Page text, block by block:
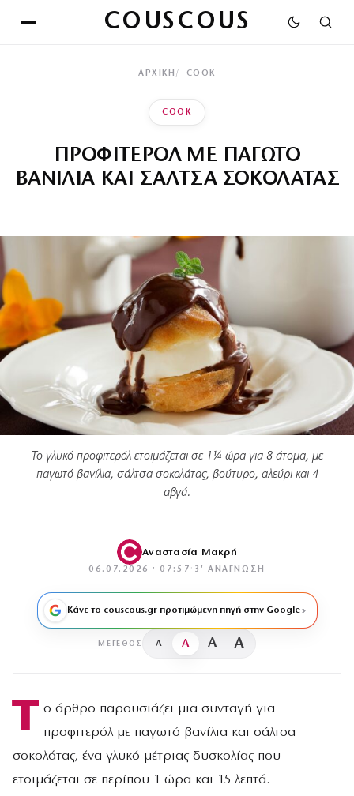
COUSCOUS
ΑΡΧΙΚΉ COOK
COOK
ΠΡΟΦΙΤΕΡΟΛ ΜΕ ΠΑΓΩΤΟ
ΒΑΝΙΛΙΑ ΚΑΙ ΣΑΛΤΣΑ ΣΟΚΟΛΑΤΑΣ
Το γλυκό προφιτερόλ ετοιμάζεται σε 1¼ ώρα για 8 άτομα, με
παγωτό βανίλια, σάλτσα σοκολάτας, βούτυρο, αλεύρι και 4
αβγά.
Αναστασία Μακρή
06.07.2026 · 07:57 · 3′ ΑΝΆΓΝΩΣΗ
Κάνε το couscous.gr προτιμώμενη πηγή στην Google
ΜΈΓΕΘΟΣ A A A A
Τ ο άρθρο παρουσιάζει μια συνταγή για
προφιτερόλ με παγωτό βανίλια και σάλτσα
σοκολάτας, ένα γλυκό μέτριας δυσκολίας που
ετοιμάζεται σε περίπου 1 ώρα και 15 λεπτά.